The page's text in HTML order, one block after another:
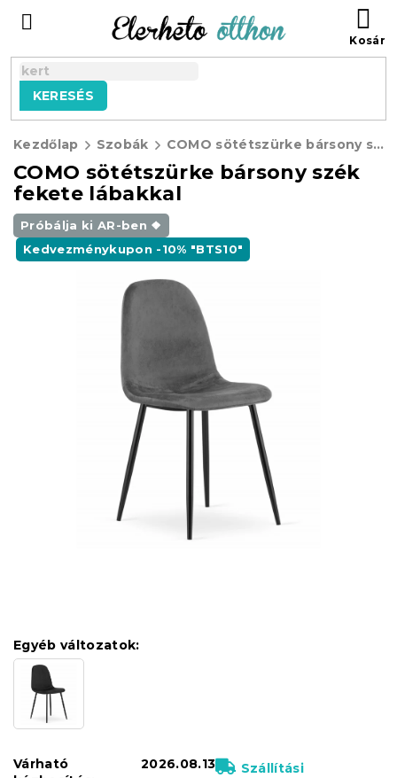
tartalomhoz
KERESÉS
Kezdőlap Szobák COMO sötétszürke bársony szék fekete lábakkal
COMO sötétszürke bársony szék
fekete lábakkal
Próbálja ki AR-ben ❖
Kedvezménykupon -10% "BTS10"
Egyéb változatok:
Várható
2026.08.13
Szállítási